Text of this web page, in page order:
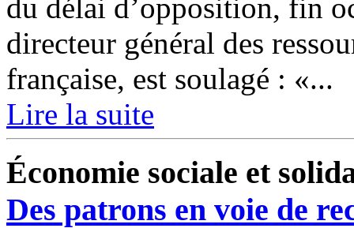
du délai d’opposition, fin
directeur général des
française, est soulagé : «...
Lire la suite
Économie sociale et
Des patrons en voie de